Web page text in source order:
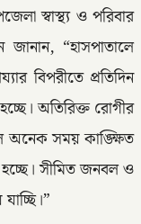
স্বাস্থ্য ও পরিবার
জানান, “হাসপাতালে
বিপরীতে প্রতিদিন
অতিরিক্ত রোগীর
অনেক সময় কাঙ্ক্ষিত
হচ্ছে। সীমিত জনবল ও